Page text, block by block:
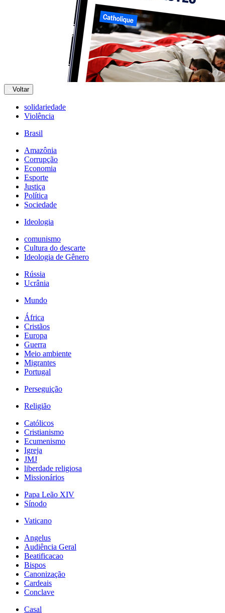
Voltar
solidariedade
Violência
Brasil
Amazônia
Corrupção
Economia
Esporte
Justiça
Política
Sociedade
Ideologia
comunismo
Cultura do descarte
Ideologia de Gênero
Rússia
Ucrânia
Mundo
África
Cristãos
Europa
Guerra
Meio ambiente
Migrantes
Portugal
Perseguição
Religião
Católicos
Cristianismo
Ecumenismo
Igreja
JMJ
liberdade religiosa
Missionários
Papa Leão XIV
Sínodo
Vaticano
Angelus
Audiência Geral
Beatificacao
Bispos
Canonização
Cardeais
Conclave
Casal